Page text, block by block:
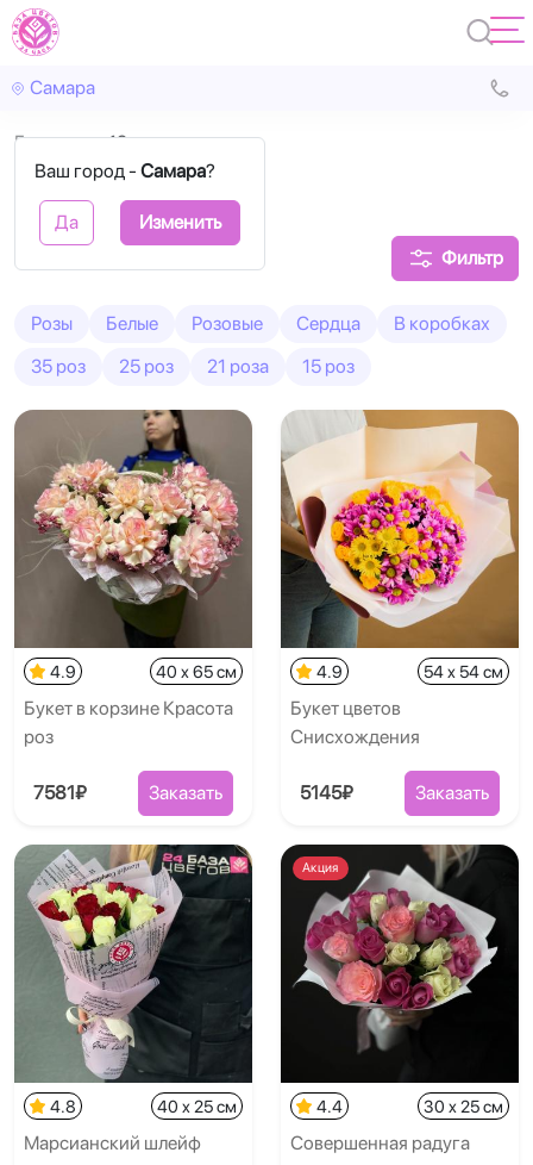
Самара
Ваш город - Самара?
Да Изменить
Главная 19 роз
19 роз букеты
Фильтр
Розы Белые Розовые Сердца
В коробках
35 роз
25 роз 21 роза 15 роз
4.9 40 x 65 см
Букет в корзине Красота
роз
7581₽ Заказать
4.9 54 x 54 см
Букет цветов
Снисхождения
5145₽ Заказать
4.8 40 x 25 см
Марсианский шлейф
Акция
4.4 30 x 25 см
Совершенная радуга